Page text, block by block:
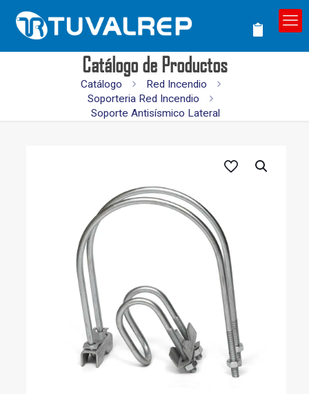
Catálogo de Productos
Catálogo
Red Incendio
Soporteria Red Incendio
Soporte Antisísmico Lateral